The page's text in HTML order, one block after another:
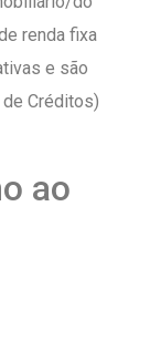
renda fixa
e são
de Créditos)
ao